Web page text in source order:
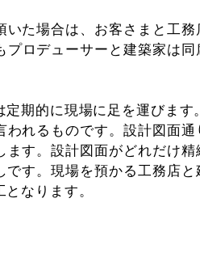
いた場合は、お客さまと工
プロデューサーと建築家は
期的に現場に足を運びます。
われるものです。設計図面
ます。設計図面がどれだけ
です。​現場を預かる工務店
なります。